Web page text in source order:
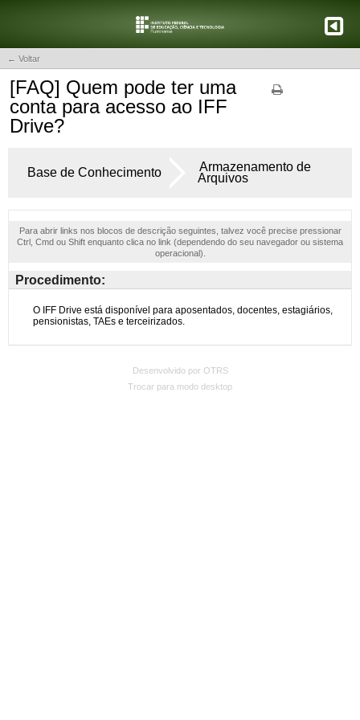
← Voltar
[FAQ] Quem pode ter uma
conta para acesso ao IFF
Drive?
Base de Conhecimento
Armazenamento de
Arquivos
Para abrir links nos blocos de descrição seguintes, talvez você precise pressionar
Ctrl, Cmd ou Shift enquanto clica no link (dependendo do seu navegador ou sistema
operacional).
Procedimento:
Desenvolvido por OTRS
Trocar para modo desktop